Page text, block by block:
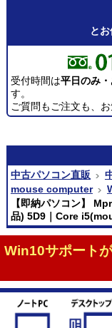
と
受付時間は平日のみ
す。
ご質問もご注文も、
中古パソコン直販
mouse computer
【即納パソコン】
品) 5D9｜Core
Win10サポート